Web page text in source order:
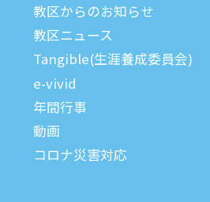
教区からのお知らせ
教区ニュース
Tangible(生涯養成委員会)
e-vivid
年間⾏事
動画
コロナ災害対応